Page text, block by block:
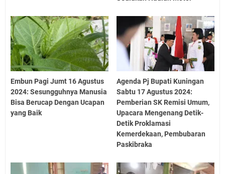
Embun Pagi Jumt 16 Agustus
2024: Sesungguhnya Manusia
Bisa Berucap Dengan Ucapan
yang Baik
Agenda Pj Bupati Kuningan
Sabtu 17 Agustus 2024:
Pemberian SK Remisi Umum,
Upacara Mengenang Detik-
Detik Proklamasi
Kemerdekaan, Pembubaran
Paskibraka